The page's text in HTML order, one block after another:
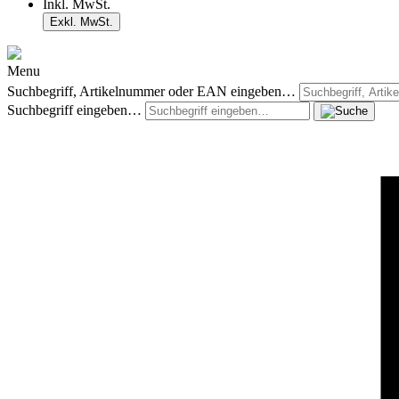
Inkl. MwSt.
Exkl. MwSt.
Menu
Suchbegriff, Artikelnummer oder EAN eingeben…
Suchbegriff eingeben…